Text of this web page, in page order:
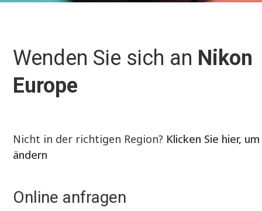
Wenden Sie sich an Nikon
Europe
Nicht in der richtigen Region? Klicken Sie hier,
ändern
Online anfragen